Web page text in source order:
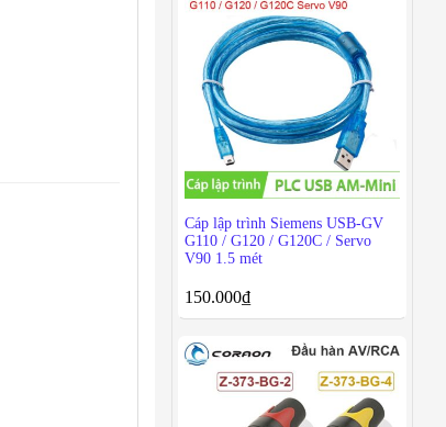
Cáp lập trình Siemens USB-GV
G110 / G120 / G120C / Servo
V90 1.5 mét
150.000₫